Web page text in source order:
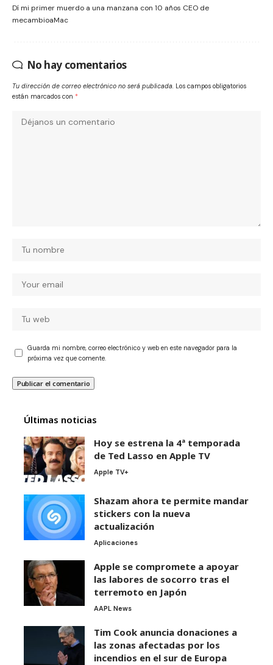
Dí mi primer muerdo a una manzana con 10 años CEO de
mecambioaMac
No hay comentarios
Tu dirección de correo electrónico no será publicada. Los campos obligatorios
están marcados con *
Guarda mi nombre, correo electrónico y web en este navegador para la
próxima vez que comente.
Últimas noticias
Hoy se estrena la 4ª temporada
de Ted Lasso en Apple TV
Apple TV+
Shazam ahora te permite mandar
stickers con la nueva
actualización
Aplicaciones
Apple se compromete a apoyar
las labores de socorro tras el
terremoto en Japón
AAPL News
Tim Cook anuncia donaciones a
las zonas afectadas por los
incendios en el sur de Europa